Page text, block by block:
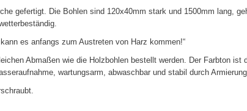
gefertigt. Die Bohlen sind 120x40mm stark und 1500mm lang,
es anfangs zum Austreten von Harz kommen!“
Abmaßen wie die Holzbohlen bestellt werden. Der Farbton ist
wartungsarm, abwaschbar und stabil durch